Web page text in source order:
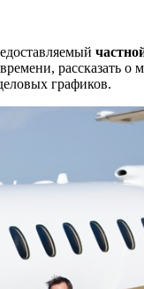
графиков.